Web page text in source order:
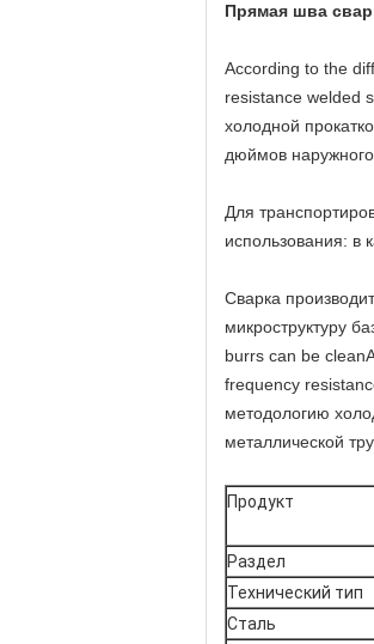
Прямая шва
According to the
resistance welded
холодной
дюймов
Для
использования: в
Сварка
микроструктуру
burrs can be
frequency
методологию
металлической
Продукт
Раздел
Технический тип
Сталь